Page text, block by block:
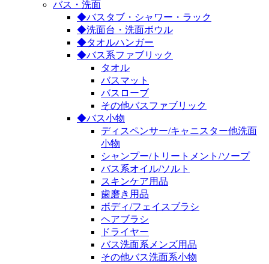
バス・洗面
◆バスタブ・シャワー・ラック
◆洗面台・洗面ボウル
◆タオルハンガー
◆バス系ファブリック
タオル
バスマット
バスローブ
その他バスファブリック
◆バス小物
ディスペンサー/キャニスター他洗面
小物
シャンプー/トリートメント/ソープ
バス系オイル/ソルト
スキンケア用品
歯磨き用品
ボディ/フェイスブラシ
ヘアブラシ
ドライヤー
バス洗面系メンズ用品
その他バス洗面系小物